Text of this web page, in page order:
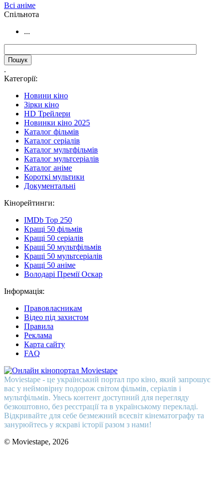
Всі аніме
Cпільнота
...
.
Категорії:
Новини кіно
Зірки кіно
HD Трейлери
Новинки кіно 2025
Каталог фільмів
Каталог серіалів
Каталог мультфільмів
Каталог мультсеріалів
Каталог аніме
Короткі мультики
Документальні
Кінорейтинги:
IMDb Top 250
Кращі 50 фільмів
Кращі 50 серіалів
Кращі 50 мультфільмів
Кращі 50 мультсеріалів
Кращі 50 аніме
Володарі Премії Оскар
Інформація:
Правовласникам
Відео під захистом
Правила
Реклама
Карта сайту
FAQ
Moviestape - це український портал про кіно, який запрошує
вас у неймовірну подорож світом фільмів, серіалів і
мультфільмів. Увесь контент доступний для перегляду
безкоштовно, без реєстрації та в українському перекладі.
Відкривайте для себе безмежний всесвіт кінематографу та
занурюйтесь у яскраві історії разом з нами!
© Moviestape, 2026